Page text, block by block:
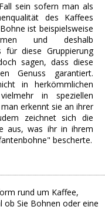
sein sofern man als
des Kaffees
ist beispielsweise
und deshalb
für diese Gruppierung
sagen, dass diese
Genuss garantiert.
in herkömmlichen
in speziellen
erkennt sie an ihrer
zeichnet sich die
aus, was ihr in ihrem
bescherte.
rund um Kaffee,
ob Sie Bohnen oder eine